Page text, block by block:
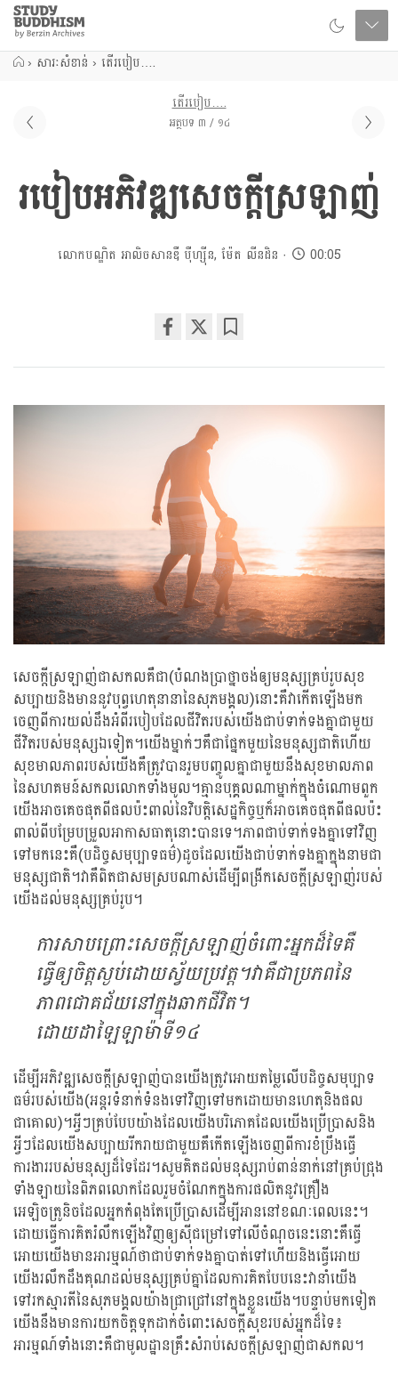
Close
Study
Buddhism
Home
› សារៈសំខាន់ › តើរបៀប….
តើរបៀប….
អត្ថបទ ៣ / ១៤
របៀបអភិវឌ្ឍសេចក្តីស្រឡាញ់
លោកបណ្ឌិត អាលិចសានឌឺ បុឺហ្សុីន, ម៉ែត លីនដិន 00:05
on
សេចក្តីស្រឡាញ់ជាសកលគឺជា(បំណងប្រាថ្នាចង់ឲ្យមនុស្សគ្រប់រូបសុខ
សប្បាយនិងមាននូវបុព្វហេតុនានានៃសុភមង្គល)នោះគឺវាកើតឡើងមក
ចេញពីការយល់ដឹងអំពីរបៀបដែលជីវិតរបស់យើងជាប់ទាក់ទងគ្នាជាមួយ
ជីវិតរបស់មនុស្សឯទៀត។យើងម្នាក់ៗគឺជាផ្នែកមួយនៃមនុស្សជាតិហើយ
សុខមាលភាពរបស់យើងគឺត្រូវបានរួមបញ្ចូលគ្នាជាមួយនឹងសុខមាលភាព
នៃសហគមន៍សកលលោកទាំងមូល។គ្មានបុគ្គលណាម្នាក់ក្នុងចំណោមពួក
យើងអាចគេចផុតពីផលប៉ះពាល់នៃវិបត្តិសេដ្ឋកិច្ចឬក៏អាចគេចផុតពីផលប៉ះ
ពាល់ពីបម្រែបម្រួលអាកាសធាតុនោះបានទេ។ភាពជាប់ទាក់ទងគ្នាទៅវិញ
ទៅមកនេះគឺ(បដិច្ចសមុប្បាទធម៌)ដូចដែលយើងជាប់ទាក់ទងគ្នាក្នុងនាមជា
មនុស្សជាតិ។វាគឺពិតជាសមស្របណាស់ដើម្បីពង្រីកសេចក្តីស្រឡាញ់របស់
យើងដល់មនុស្សគ្រប់រូប។
ការសាបព្រោះសេចក្តីស្រឡាញ់ចំពោះអ្នកដ៏ទៃគឺ
ធ្វើឲ្យចិត្តស្ងប់ដោយស្វ័យប្រវត្ត។វាគឺជាប្រភពនៃ
ភាពជោគជ័យនៅក្នុងឆាកជីវិត។
ដោយដាឡៃឡាម៉ាទី១៤
ដើម្បីអភិវឌ្ឍសេចក្តីស្រឡាញ់បានយើងត្រូវអោយតម្លៃលើបដិច្ចសមុប្បាទ
ធម៌របស់យើង(អន្តរទំនាក់ទំនងទៅវិញទៅមកដោយមានហេតុនិងផល
ជាគោល)។អ្វីៗគ្រប់បែបយ៉ាងដែលយើងបរិភោគដែលយើងប្រើប្រាសនិង
អ្វីៗដែលយើងសប្បាយរីករាយជាមួយគឺកើតឡើងចេញពីការខំប្រឹងធ្វើ
ការងាររបស់មនុស្សដ៏ទៃដែរ។សូមគិតដល់មនុស្សរាប់ពាន់នាក់នៅគ្រប់ជ្រុង
ទាំងឡាយនៃពិភពលោកដែលរួមចំណែកក្នុងការផលិតនូវគ្រឿង
អេឡិចត្រូនិចដែលអ្នកកំពុងតែប្រើប្រាសដើម្បីអាននៅខណៈពេលនេះ។
ដោយធ្វើការគិតរំលឹកឡើងវិញឲ្យសុីជម្រៅទៅលើចំណុចនេះនោះគឺធ្វើ
អោយយើងមានអារម្មណ៍ថាជាប់ទាក់ទងគ្នាបាត់ទៅហើយនិងធ្វើអោយ
យើងរលឹកដឹងគុណដល់មនុស្សគ្រប់គ្នាដែលការគិតបែបនេះវានាំយើង
ទៅរកស្មារតីនៃសុភមង្គលយ៉ាងជ្រាជ្រៅនៅក្នុងខ្លួនយើង។បន្ទាប់មកទៀត
យើងនឹងមានការយកចិត្តទុកដាក់ចំពោះសេចក្តីសុខរបស់អ្នកដ៏ទៃ៖
អារម្មណ៍ទាំងនោះគឺជាមូលដ្ឋានគ្រឹះសំរាប់សេចក្តីស្រឡាញ់ជាសកល។